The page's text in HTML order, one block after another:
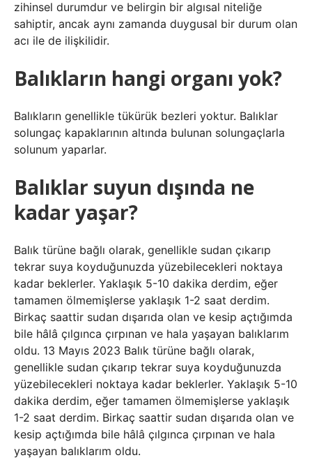
zihinsel durumdur ve belirgin bir algısal niteliğe
sahiptir, ancak aynı zamanda duygusal bir durum olan
acı ile de ilişkilidir.
Balıkların hangi organı yok?
Balıkların genellikle tükürük bezleri yoktur. Balıklar
solungaç kapaklarının altında bulunan solungaçlarla
solunum yaparlar.
Balıklar suyun dışında ne
kadar yaşar?
Balık türüne bağlı olarak, genellikle sudan çıkarıp
tekrar suya koyduğunuzda yüzebilecekleri noktaya
kadar beklerler. Yaklaşık 5-10 dakika derdim, eğer
tamamen ölmemişlerse yaklaşık 1-2 saat derdim.
Birkaç saattir sudan dışarıda olan ve kesip açtığımda
bile hâlâ çılgınca çırpınan ve hala yaşayan balıklarım
oldu. 13 Mayıs 2023 Balık türüne bağlı olarak,
genellikle sudan çıkarıp tekrar suya koyduğunuzda
yüzebilecekleri noktaya kadar beklerler. Yaklaşık 5-10
dakika derdim, eğer tamamen ölmemişlerse yaklaşık
1-2 saat derdim. Birkaç saattir sudan dışarıda olan ve
kesip açtığımda bile hâlâ çılgınca çırpınan ve hala
yaşayan balıklarım oldu.